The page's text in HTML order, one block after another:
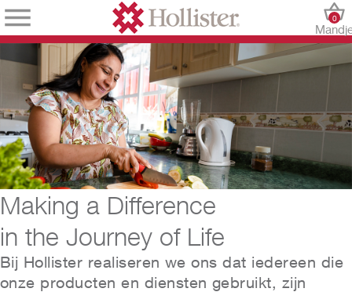
0
Making a Difference
in the Journey of Life
Bij Hollister realiseren we ons dat iedereen die
onze producten en diensten gebruikt, zijn